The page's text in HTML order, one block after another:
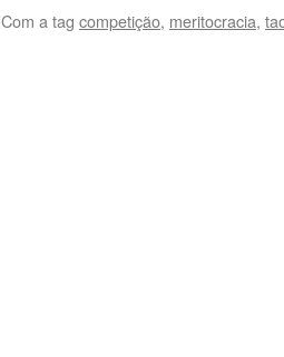
Com a tag competição, meritocracia,